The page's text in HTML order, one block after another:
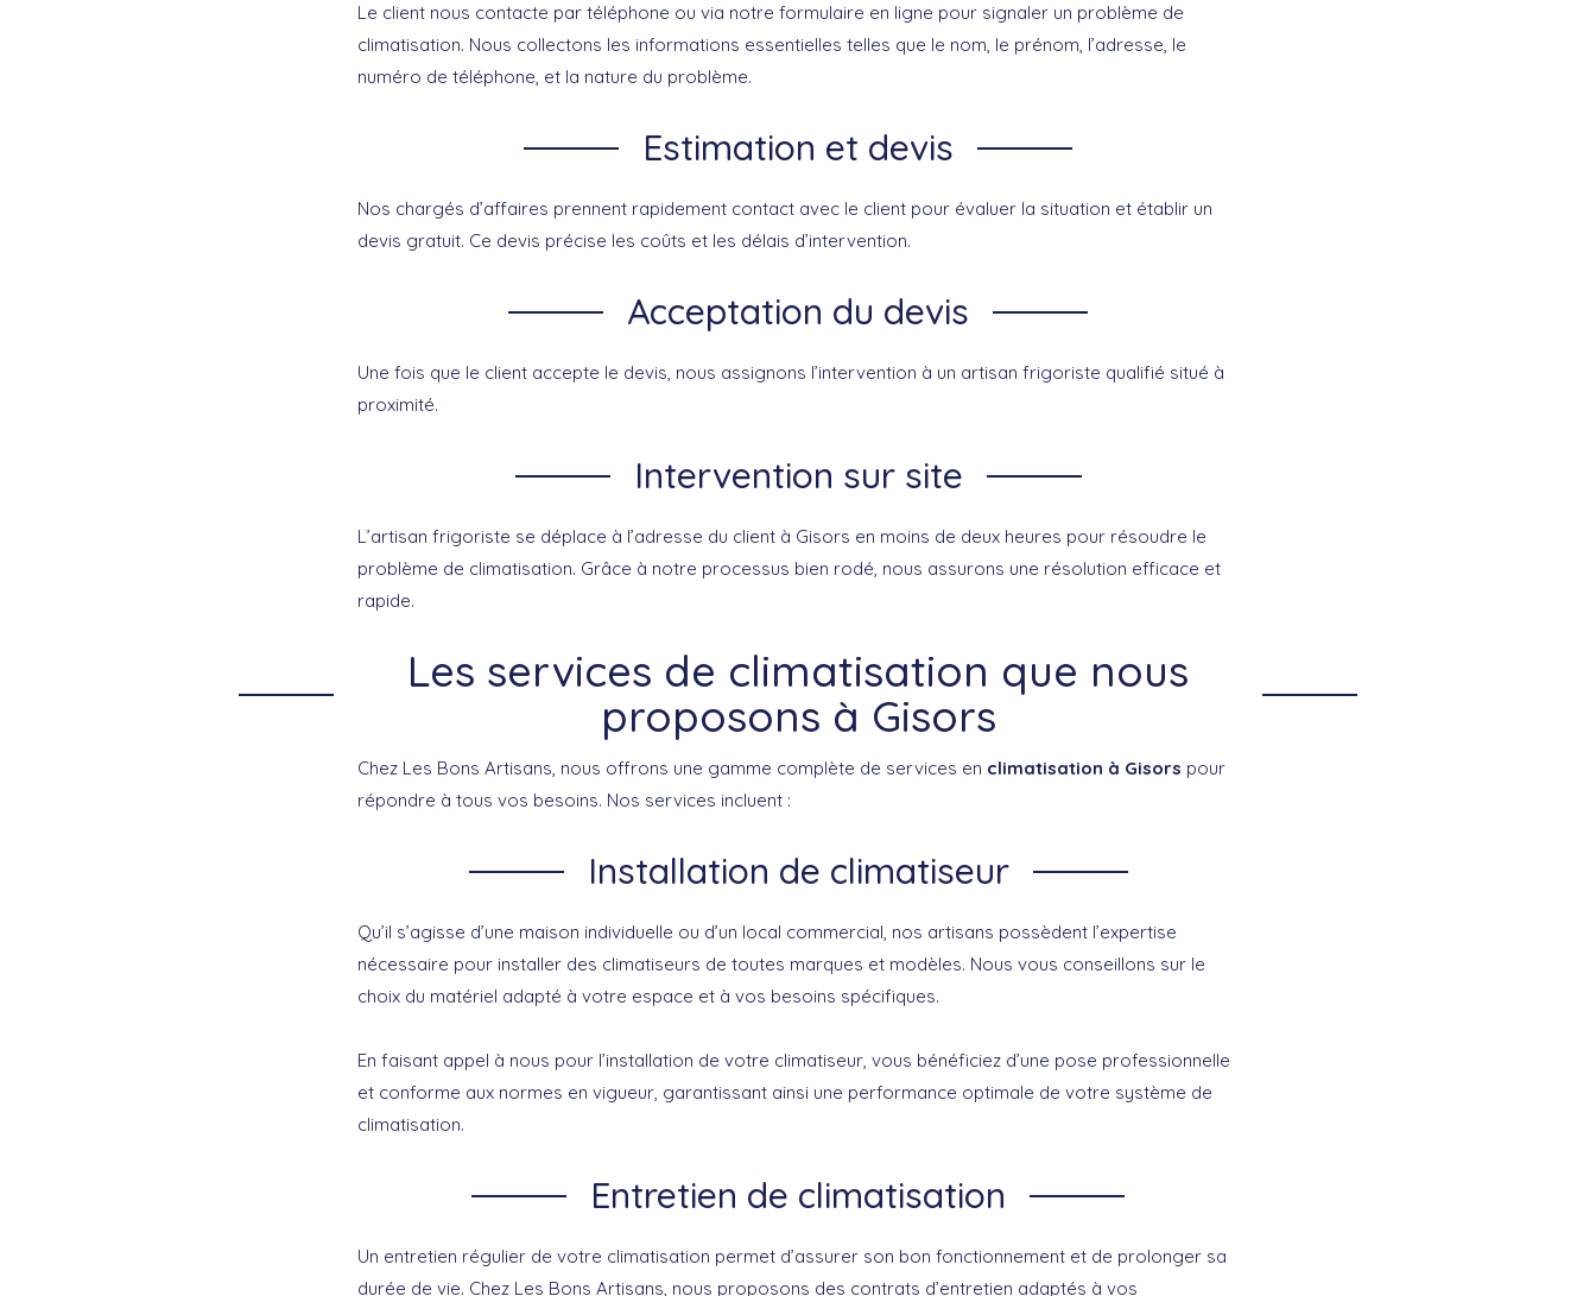
Le client nous contacte par téléphone ou via notre formulaire en ligne pour signaler un problème de
climatisation. Nous collectons les informations essentielles telles que le nom, le prénom, l’adresse, le
numéro de téléphone, et la nature du problème.
Estimation et devis
Nos chargés d’affaires prennent rapidement contact avec le client pour évaluer la situation et établir un
devis gratuit. Ce devis précise les coûts et les délais d’intervention.
Acceptation du devis
Une fois que le client accepte le devis, nous assignons l’intervention à un artisan frigoriste qualifié situé à
proximité.
Intervention sur site
L’artisan frigoriste se déplace à l’adresse du client à Gisors en moins de deux heures pour résoudre le
problème de climatisation. Grâce à notre processus bien rodé, nous assurons une résolution efficace et
rapide.
Les services de climatisation que nous
proposons à Gisors
Chez Les Bons Artisans, nous offrons une gamme complète de services en climatisation à Gisors pour
répondre à tous vos besoins. Nos services incluent :
Installation de climatiseur
Qu’il s’agisse d’une maison individuelle ou d’un local commercial, nos artisans possèdent l’expertise
nécessaire pour installer des climatiseurs de toutes marques et modèles. Nous vous conseillons sur le
choix du matériel adapté à votre espace et à vos besoins spécifiques.
En faisant appel à nous pour l’installation de votre climatiseur, vous bénéficiez d’une pose professionnelle
et conforme aux normes en vigueur, garantissant ainsi une performance optimale de votre système de
climatisation.
Entretien de climatisation
Un entretien régulier de votre climatisation permet d’assurer son bon fonctionnement et de prolonger sa
durée de vie. Chez Les Bons Artisans, nous proposons des contrats d’entretien adaptés à vos